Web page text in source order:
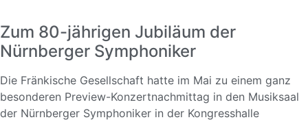
Zum 80-jährigen Jubiläum der
Nürnberger Symphoniker
Die Fränkische Gesellschaft hatte im Mai zu einem ganz
besonderen Preview-Konzertnachmittag in den Musiksaal
der Nürnberger Symphoniker in der Kongresshalle